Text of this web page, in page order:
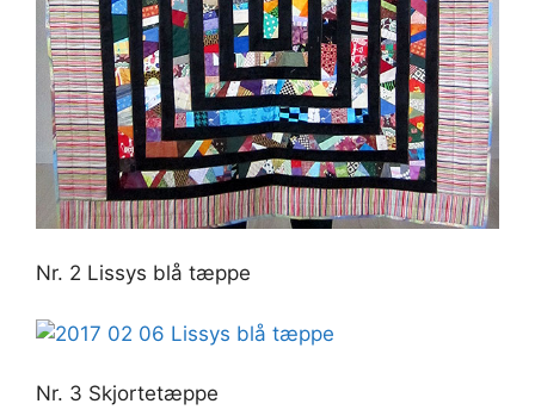
Nr. 2 Lissys blå tæppe
Nr. 3 Skjortetæppe